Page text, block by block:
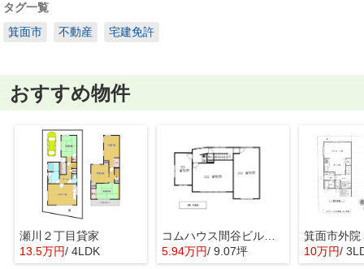
タグ一覧
箕面市
不動産 宅建免許
おすすめ物件
瀬川２丁目貸家
13.5万円/ 4LDK
コムハウス間谷ビル 3階
5.94万円/ 9.07坪 10万円/